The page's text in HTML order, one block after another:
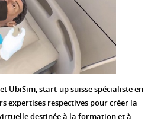
UbiSim, start-up suisse spécialiste en
expertises respectives pour créer la
destinée à la formation et à